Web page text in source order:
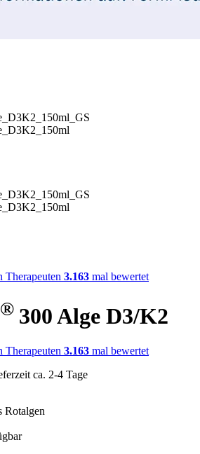
Therapeuten 3.163 mal bewertet
® 300 Alge D3/K2
Therapeuten 3.163 mal bewertet
ca. 2-4 Tage
Rotalgen